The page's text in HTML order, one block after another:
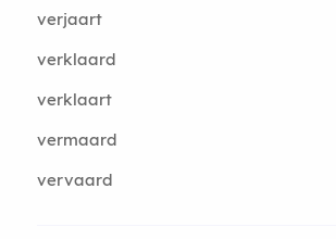
verjaart
verklaard
verklaart
vermaard
vervaard